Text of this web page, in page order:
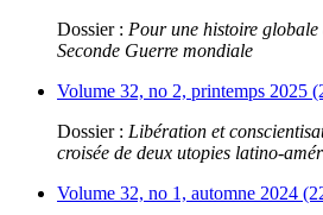
Dossier : Pour une histoire
Seconde Guerre mondiale
Volume 32, no 2, printemps 2025
Dossier : Libération et
croisée de deux utopies latino-
Volume 32, no 1, automne 2024